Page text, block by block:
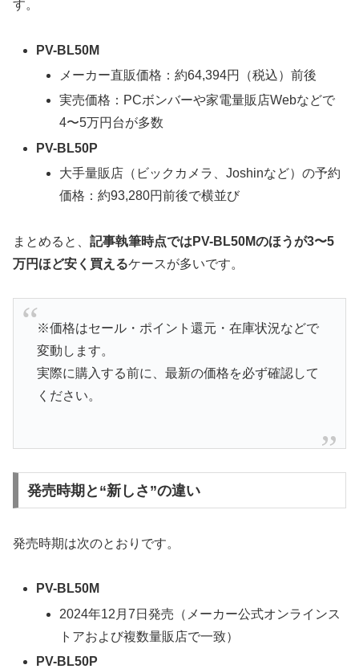
す。
PV-BL50M
メーカー直販価格：約64,394円（税込）前後
実売価格：PCボンバーや家電量販店Webなどで
4〜5万円台が多数
PV-BL50P
大手量販店（ビックカメラ、Joshinなど）の予約
価格：約93,280円前後で横並び
まとめると、 記事執筆時点ではPV-BL50Mのほうが3〜5
万円ほど安く買えるケースが多いです。
※価格はセール・ポイント還元・在庫状況などで
変動します。
実際に購入する前に、最新の価格を必ず確認して
ください。
発売時期と“新しさ”の違い
発売時期は次のとおりです。
PV-BL50M
2024年12月7日発売（メーカー公式オンラインス
トアおよび複数量販店で一致）
PV-BL50P